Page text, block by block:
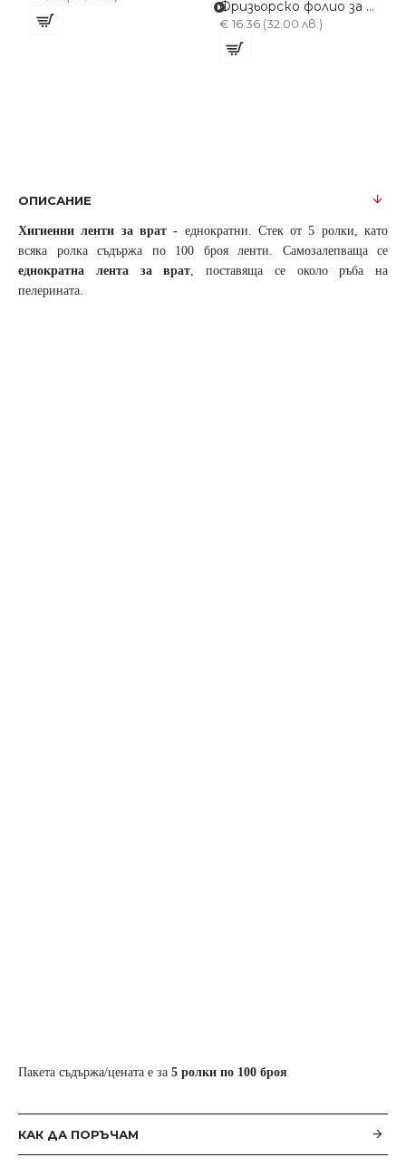
Фризьорско фолио за кичури / боядисване - Алуминиево 137 метра
€ 16.36 (32.00 лв.)
ОПИСАНИЕ
Хигиенни ленти за врат - еднократни. Стек от 5 ролки, като
всяка ролка съдържа по 100 броя ленти. Самозалепваща се
еднократна лента за врат , поставяща се около ръба на
пелерината.
Пакета съдържа/цената е за 5 ролки по 100 броя
КАК ДА ПОРЪЧАМ